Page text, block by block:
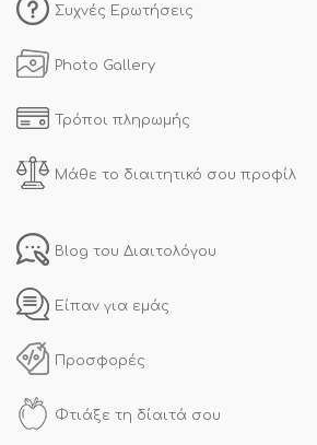
Συχνές Ερωτήσεις
Photo Gallery
Τρόποι πληρωμής
Μάθε το διαιτητικό σου προφίλ
Blog του Διαιτολόγου
Είπαν για εμάς
Προσφορές
Φτιάξε τη δίαιτά σου